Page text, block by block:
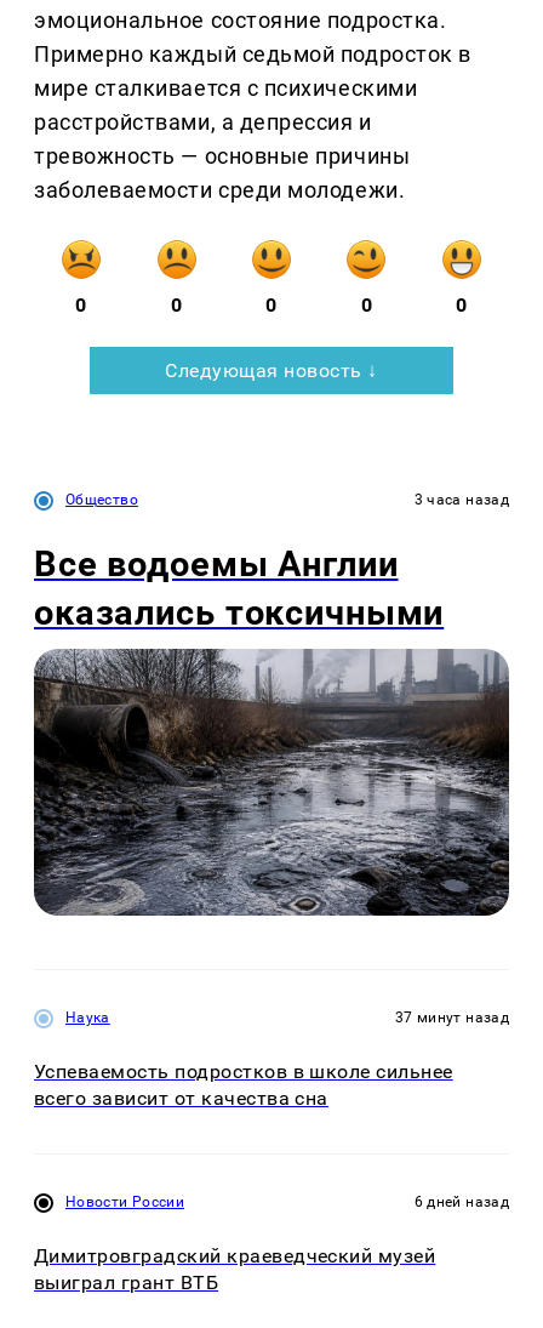
эмоциональное состояние подростка.
Примерно каждый седьмой подросток в
мире сталкивается с психическими
расстройствами, а депрессия и
тревожность — основные причины
заболеваемости среди молодежи.
0 0 0 0 0
Следующая новость ↓
Общество 3 часа назад
Все водоемы Англии
оказались токсичными
Наука 37 минут назад
Успеваемость подростков в школе сильнее
всего зависит от качества сна
Новости России 6 дней назад
Димитровградский краеведческий музей
выиграл грант ВТБ